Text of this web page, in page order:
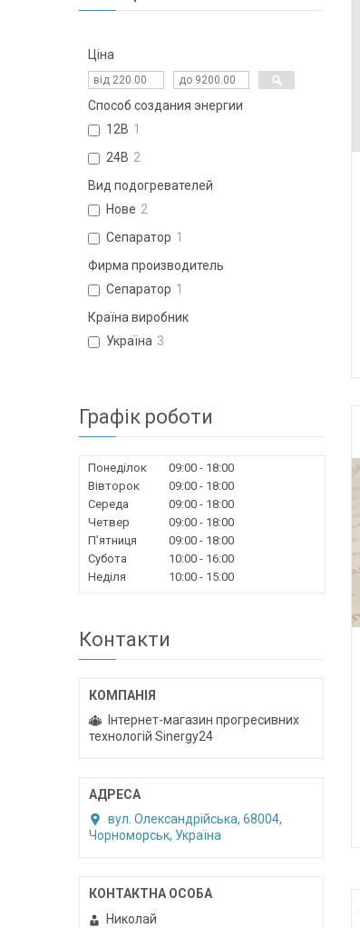
Ціна
Способ создания энергии
12В 1
24В 2
Вид подогревателей
Нове 2
Сепаратор 1
Фирма производитель
Сепаратор 1
Країна виробник
Україна 3
Графік роботи
Понеділок 09:00
18:00
Вівторок
09:00
18:00
Середа
09:00
18:00
Четвер
09:00
18:00
Пʼятниця
09:00
18:00
Субота
10:00
16:00
Неділя
10:00 15:00
Контакти
Інтернет-магазин прогресивних
технологій Sinergy24
вул. Олександрійська, 68004,
Чорноморськ, Україна
Николай